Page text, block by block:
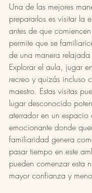
Una de las mejores
prepararlos es visitar la
antes de que
permite que se
de una manera relajada
Explorar el aula, jugar
recreo y quizás incluso
maestro. Estas visitas
lugar desconocido
aterrador en un espacio
emocionante donde
familiaridad genera
pasar tiempo en este
pueden comenzar esta
mayor confianza y